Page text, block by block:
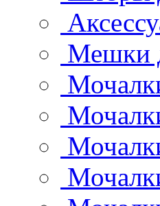
Мешки